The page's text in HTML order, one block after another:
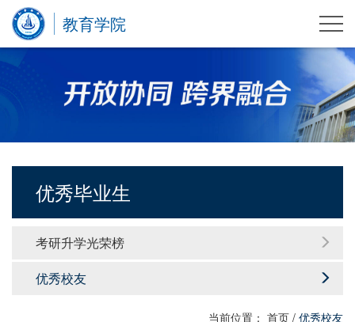
教育学院
优秀毕业生
考研升学光荣榜
优秀校友
当前位置： 首页 / 优秀校友